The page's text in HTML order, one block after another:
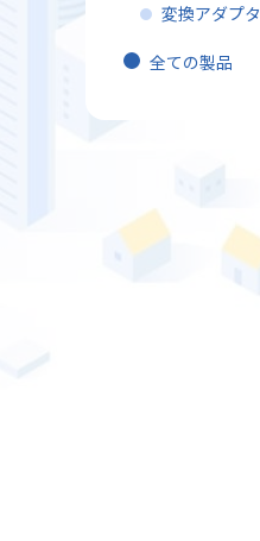
変換アダプタ
全ての製品